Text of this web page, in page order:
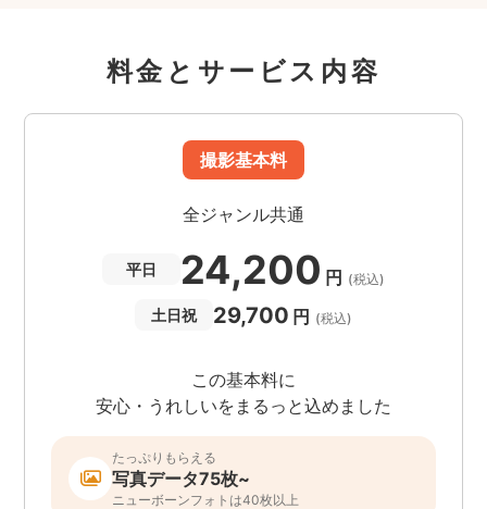
料金とサービス内容
撮影基本料
全ジャンル共通
平日 24,200 円 (税込)
土日祝 29,700 円 (税込)
この基本料に
安心・うれしいをまるっと込めました
たっぷりもらえる
写真データ75枚~
ニューボーンフォトは40枚以上